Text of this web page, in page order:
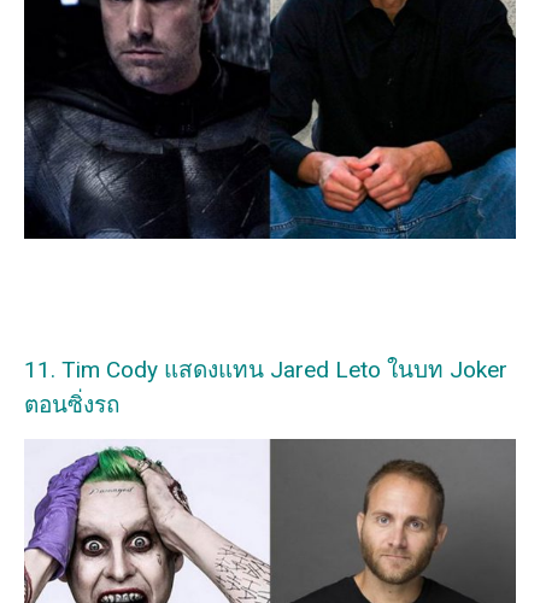
11. Tim Cody แสดงแทน Jared Leto ในบท Joker
ตอนซิ่งรถ